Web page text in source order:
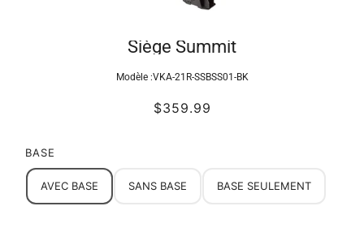
Siège Summit
Modèle :VKA-21R-SSBSS01-BK
$359.99
BASE
AVEC BASE SANS BASE BASE SEULEMENT